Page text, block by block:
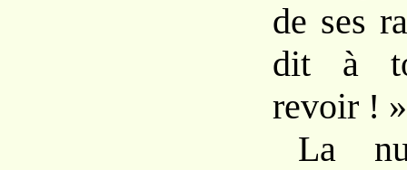
de ses
dit à
revoir ! »
La